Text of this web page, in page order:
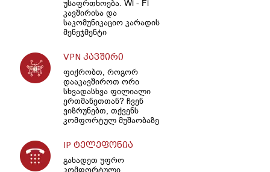
უსაფრთხოება. Wi - Fi
კავშირისა და
საკომუნიკაციო კარადის
მენეჯმენტი
VPN კავშირი
ფიქრობთ, როგორ
დააკავშიროთ ორი
სხვადასხვა ფილიალი
ერთმანეთთან? ჩვენ
ვიზრუნებთ, თქვენს
კომფორტულ მუშაობაზე
IP ტელეფონია
გახადეთ უფრო
კომფორტული